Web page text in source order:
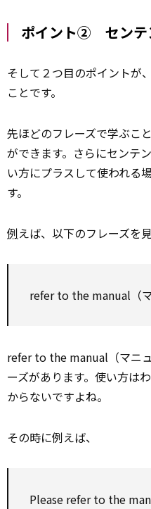
ポイント② センテ
そして２つ目のポイントが、
ことです。
先ほどのフレーズで学ぶこ
ができます。さらにセンテ
い方にプラスして使われる
す。
例えば、以下のフレーズを
refer to the manual（
refer to the manual（マニ
ーズがあります。使い方は
からないですよね。
その時に例えば、
Please refer to the